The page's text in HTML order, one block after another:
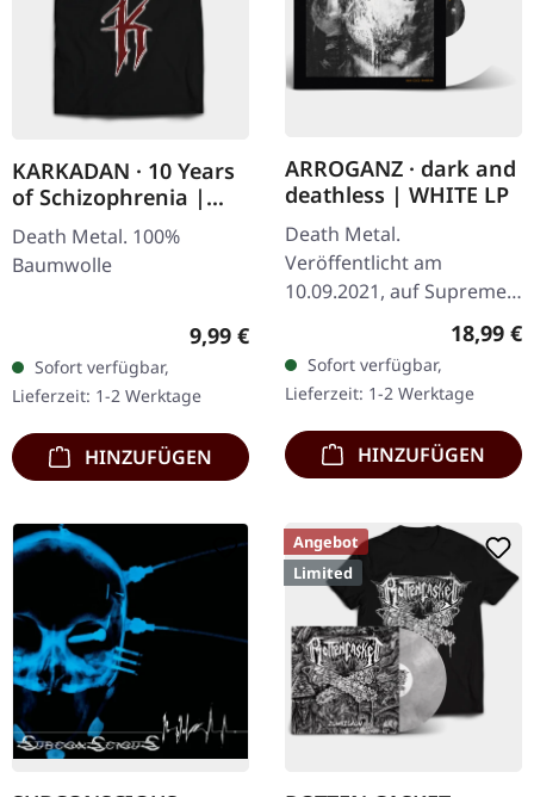
KARKADAN · 10 Years
of Schizophrenia |
LONGSLEEVE
Death Metal. 100%
Baumwolle
Regulärer Preis:
9,99 €
Sofort verfügbar,
Lieferzeit: 1-2 Werktage
HINZUFÜGEN
ARROGANZ · dark and
deathless | WHITE LP
Death Metal.
Veröffentlicht am
10.09.2021, auf Supreme
Chaos Records. Weißes
Vinyl im schweren Cover
mit Insert. Limitiert auf
200 handnummerierte…
18,99 €
Sofort verfügbar,
Lieferzeit: 1-2 Werktage
HINZUFÜGEN
Angebot
Limited